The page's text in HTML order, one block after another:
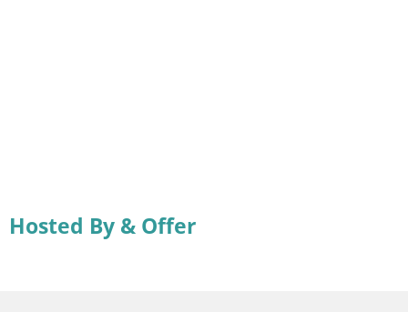
Hosted By & Offer